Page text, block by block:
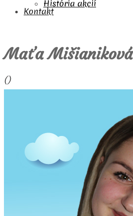
História akcií
Kontakt
Maťa Mišianiková
()